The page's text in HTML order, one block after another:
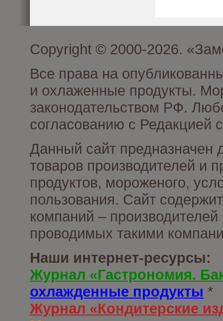
Copyright © 2000-2026.
Все права на
и охлаженные продукты.
законодательством РФ.
согласованию с Редакцией
Данный сайт предназначен
товаров производителей и
продуктов, мороженого,
пользования. Сайт
компаний –
проводимых такими
Наши интернет-ресурсы:
Журнал «Гастрономия.
охлажденные продукты *
Журнал «Кондитерские